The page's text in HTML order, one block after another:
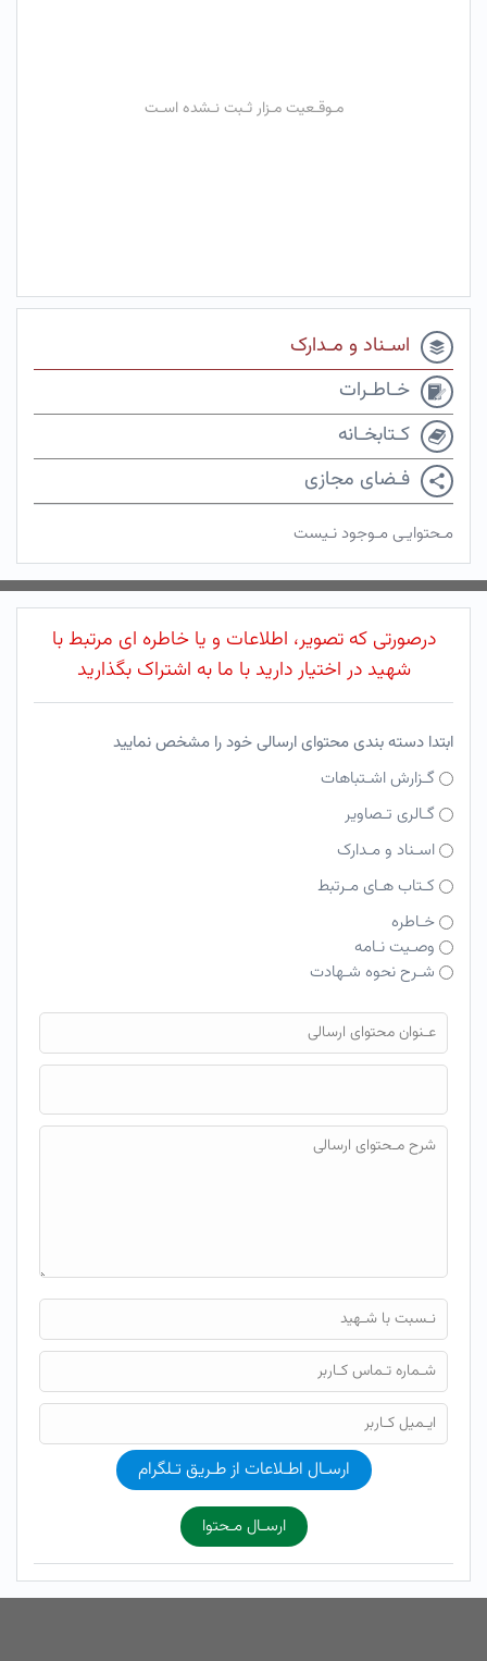
مـوقـعیت مـزار ثـبت نـشده اسـت
اسـناد و مـدارک
خـاطـرات
کـتابخـانه
فـضای مجازی
مـحتوایـی مـوجود نـیست
درصورتی که تصویر، اطلاعات و یا خاطره ای مرتبط با
شهید در اختیار دارید با ما به اشتراک بگذارید
ابتدا دسته بندی محتوای ارسالی خود را مشخص نمایید
گـزارش اشـتباهات
گـالری تـصاویر
اسـناد و مـدارک
کـتاب هـای مـرتبط
خـاطره
وصـیت نـامه
شـرح نحوه شـهادت
فایل محتوای ارسالی
ارسـال اطـلاعات از طـریق تـلگرام
ارسـال مـحتوا